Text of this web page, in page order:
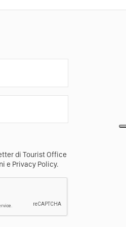
di Tourist Office
e Privacy Policy.